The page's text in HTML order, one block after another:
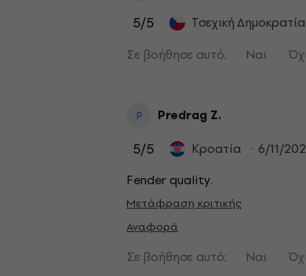
5/5 Τσεχική Δημοκρατία
Σε βοήθησε αυτό;
Ναι
P Predrag Z.
5/5 Κροατία
6/11/
Fender quality.
Μετάφραση κριτικής
Αναφορά
Σε βοήθησε αυτό; Ναι